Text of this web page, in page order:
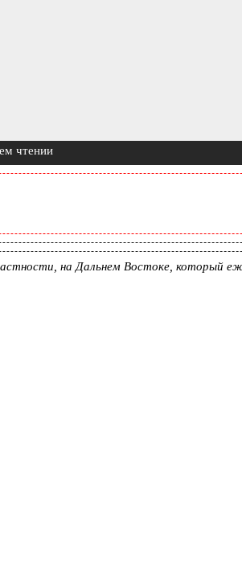
чтении
на Дальнем Востоке, который